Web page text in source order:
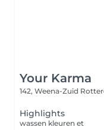
Your Karma
142, Weena-Zuid
Highlights
wassen kleuren et